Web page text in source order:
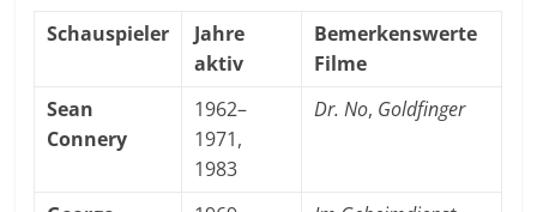
Schauspieler
Jahre
aktiv
Bemerkenswerte
Filme
Sean
Connery
1962–
1971,
1983
Dr. No, Goldfinger